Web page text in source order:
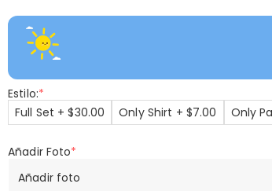
Estilo:*
Full Set + $30.00
Only Shirt + $7.00 Only
Añadir Foto*
Añadir foto